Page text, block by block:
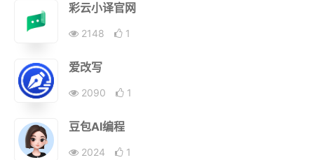
彩云小译官网
2148 1
爱改写
2090 1
豆包AI编程
2024 1